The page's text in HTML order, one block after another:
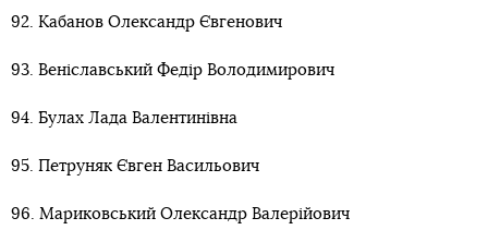
92. Кабанов Олександр Євгенович
93. Веніславський Федір Володимирович
94. Булах Лада Валентинівна
95. Петруняк Євген Васильович
96. Мариковський Олександр Валерійович